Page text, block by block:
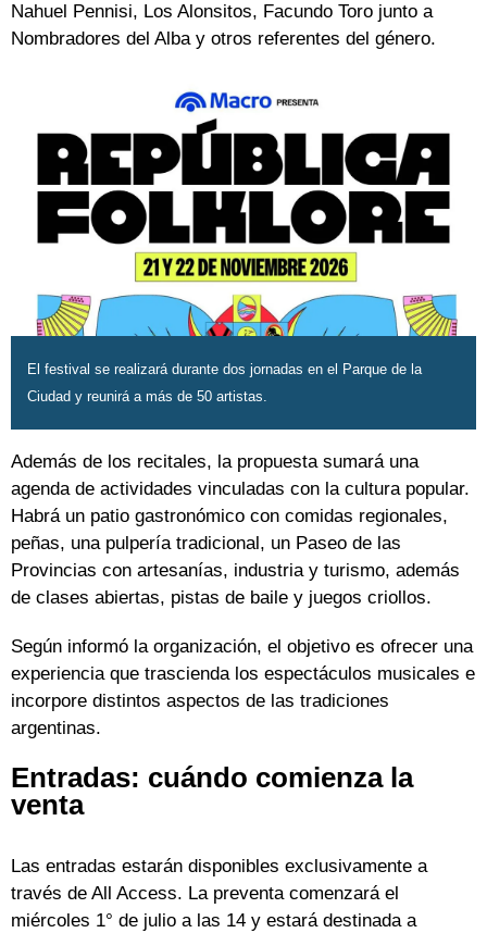
Nahuel Pennisi, Los Alonsitos, Facundo Toro junto a
Nombradores del Alba y otros referentes del género.
El festival se realizará durante dos jornadas en el Parque de la
Ciudad y reunirá a más de 50 artistas.
Además de los recitales, la propuesta sumará una
agenda de actividades vinculadas con la cultura popular.
Habrá un patio gastronómico con comidas regionales,
peñas, una pulpería tradicional, un Paseo de las
Provincias con artesanías, industria y turismo, además
de clases abiertas, pistas de baile y juegos criollos.
Según informó la organización, el objetivo es ofrecer una
experiencia que trascienda los espectáculos musicales e
incorpore distintos aspectos de las tradiciones
argentinas.
Entradas: cuándo comienza la
venta
Las entradas estarán disponibles exclusivamente a
través de All Access. La preventa comenzará el
miércoles 1° de julio a las 14 y estará destinada a